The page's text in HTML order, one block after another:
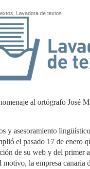
Lavadora de textos
al ortógrafo José
y asesoramiento
el pasado 17 de enero
de su web y del primer
motivo, la empresa canaria